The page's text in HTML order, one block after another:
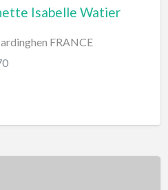
Isabelle Watier
FRANCE